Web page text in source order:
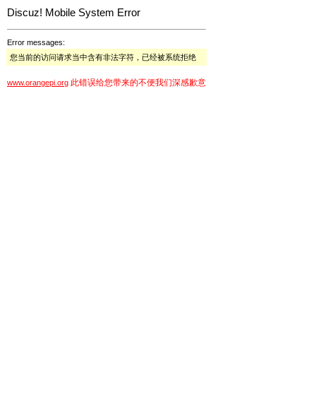
Discuz! Mobile System Error
Error messages:
您当前的访问请求当中含有非法字符，已经被系统拒绝
www.orangepi.org 此错误给您带来的不便我们深感歉意